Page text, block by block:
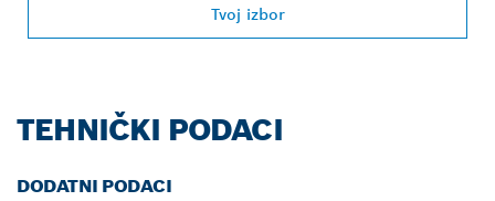
Tvoj izbor
TEHNIČKI PODACI
DODATNI PODACI